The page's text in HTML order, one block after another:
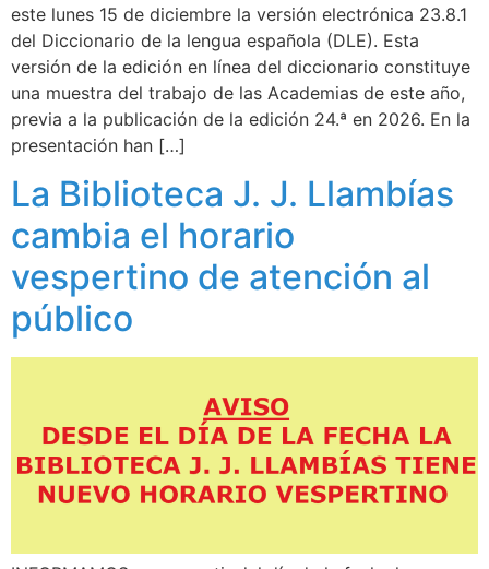
este lunes 15 de diciembre la versión electrónica 23.8.1
del Diccionario de la lengua española (DLE). Esta
versión de la edición en línea del diccionario constituye
una muestra del trabajo de las Academias de este año,
previa a la publicación de la edición 24.ª en 2026. En la
presentación han […]
La Biblioteca J. J. Llambías
cambia el horario
vespertino de atención al
público